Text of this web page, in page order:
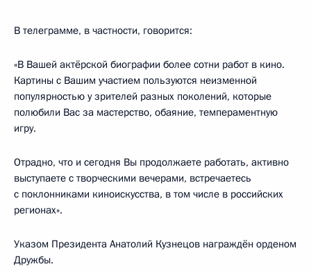
В телеграмме, в частности, говорится:
«В Вашей актёрской биографии более сотни работ в кино.
Картины с Вашим участием пользуются неизменной
популярностью у зрителей разных поколений, которые
полюбили Вас за мастерство, обаяние, темпераментную
игру.
Отрадно, что и сегодня Вы продолжаете работать, активно
выступаете с творческими вечерами, встречаетесь
с поклонниками киноискусства, в том числе в российских
регионах».
Указом Президента Анатолий Кузнецов награждён орденом
Дружбы.